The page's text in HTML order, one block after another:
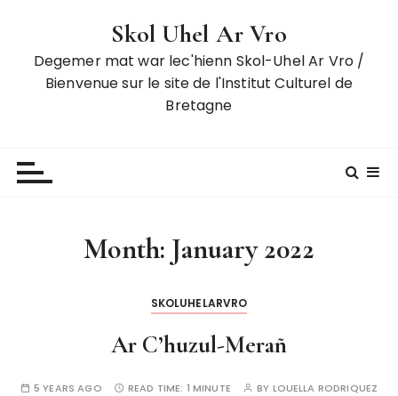
Skol Uhel Ar Vro
Degemer mat war lec'hienn Skol-Uhel Ar Vro /
Bienvenue sur le site de l'Institut Culturel de
Bretagne
Month: January 2022
SKOLUHELARVRO
Ar C’huzul-Merañ
5 YEARS AGO READ TIME: 1 MINUTE BY LOUELLA RODRIQUEZ